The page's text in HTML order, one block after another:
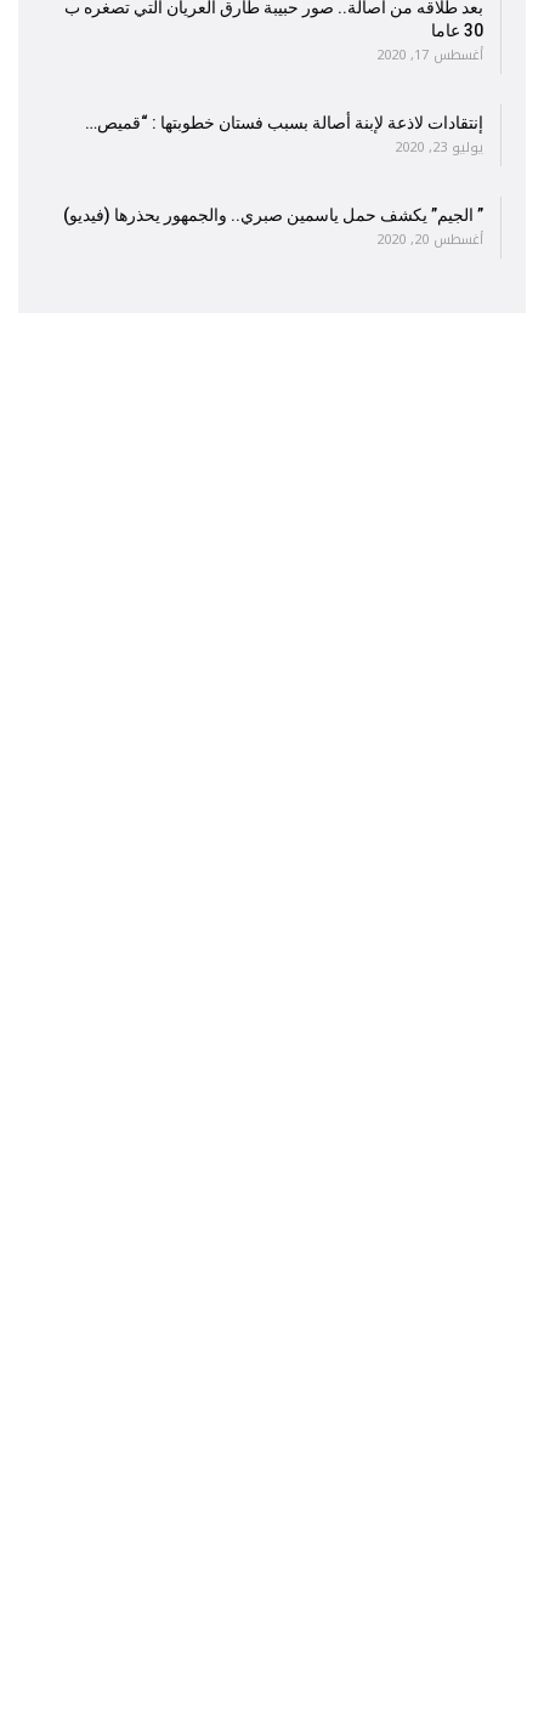
بعد طلاقه من أصالة.. صور حبيبة طارق العريان التي تصغره ب
30 عاما
أغسطس 17, 2020
إنتقادات لاذعة لإبنة أصالة بسبب فستان خطوبتها : “قميص…
يوليو 23, 2020
” الجيم” يكشف حمل ياسمين صبري.. والجمهور يحذرها (فيديو)
أغسطس 20, 2020